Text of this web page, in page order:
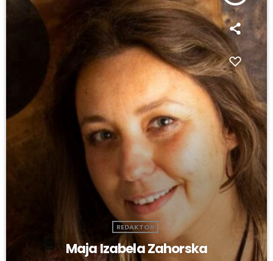
REDAKTOR
Maja Izabela Zahorska